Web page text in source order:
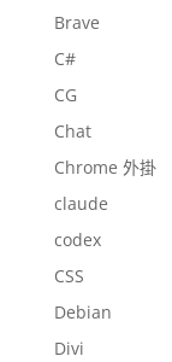
Brave
C#
CG
Chat
Chrome 外掛
claude
codex
CSS
Debian
Divi